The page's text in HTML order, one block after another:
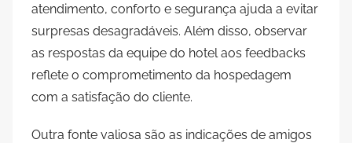
atendimento, conforto e segurança ajuda a evitar
surpresas desagradáveis. Além disso, observar
as respostas da equipe do hotel aos feedbacks
reflete o comprometimento da hospedagem
com a satisfação do cliente.
Outra fonte valiosa são as indicações de amigos